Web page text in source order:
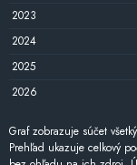
2023
2024
2025
2026
Graf zobrazuje súčet
Prehľad ukazuje celkový